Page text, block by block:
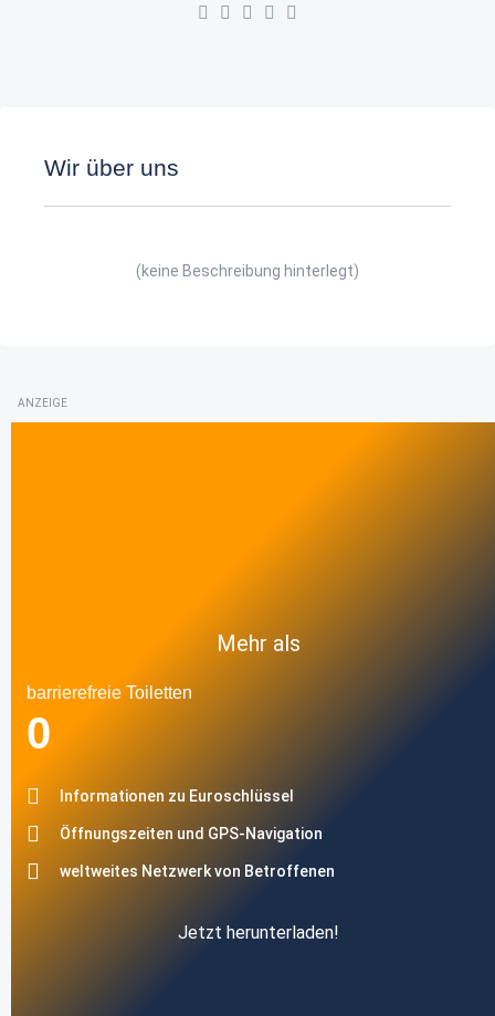
Wir über uns
(keine Beschreibung hinterlegt)
ANZEIGE
Mehr als
barrierefreie Toiletten
0
Informationen zu Euroschlüssel
Öffnungszeiten und GPS-Navigation
weltweites Netzwerk von Betroffenen
Jetzt herunterladen!